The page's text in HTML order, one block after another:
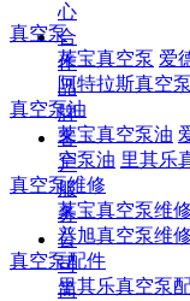
心
合
作
品
牌
客
户
服
务
公
司
简
真空泵
莱宝真空泵 爱
阿特拉斯真空泵
真空泵油
莱宝真空泵油
空泵油 里其乐
真空泵维修
莱宝真空泵维修
普旭真空泵维修
真空泵配件
里其乐真空泵